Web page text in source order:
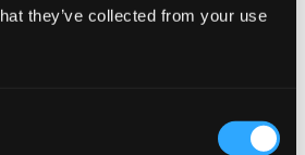
they’ve collected from your use
MAAT
60 dagen